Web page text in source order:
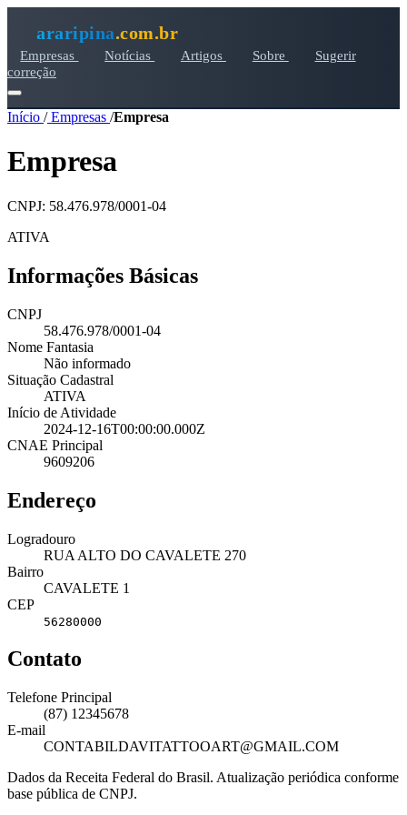
araripina.com.br
Empresas Notícias Artigos Sobre
Sugerir
correção
Início /Empresas /Empresa
Empresa
CNPJ: 58.476.978/0001-04
ATIVA
Informações Básicas
CNPJ
58.476.978/0001-04
Nome Fantasia
Não informado
Situação Cadastral
ATIVA
Início de Atividade
2024-12-16T00:00:00.000Z
CNAE Principal
9609206
Endereço
Logradouro
RUA ALTO DO CAVALETE 270
Bairro
CAVALETE 1
CEP
56280000
Contato
Telefone Principal
(87) 12345678
E-mail
CONTABILDAVITATTOOART@GMAIL.COM
Dados da Receita Federal do Brasil. Atualização periódica conforme
base pública de CNPJ.